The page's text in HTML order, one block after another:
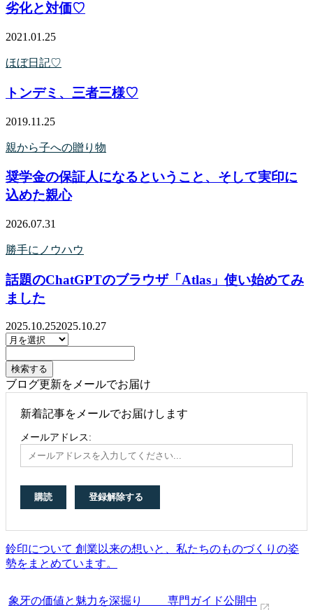
劣化と対価♡
2021.01.25
ほぼ日記♡
トンデミ、三者三様♡
2019.11.25
親から子への贈り物
奨学金の保証人になるということ、そして実印に
込めた親心
2026.07.31
勝手にノウハウ
話題のChatGPTのブラウザ「Atlas」使い始めてみ
ました
2025.10.252025.10.27
ブログ更新をメールでお届け
新着記事をメールでお届けします
メールアドレス:
鈴印について 創業以来の想いと、私たちのものづくりの姿
勢をまとめています。
象牙の価値と魅力を深掘り 専門ガイド公開中